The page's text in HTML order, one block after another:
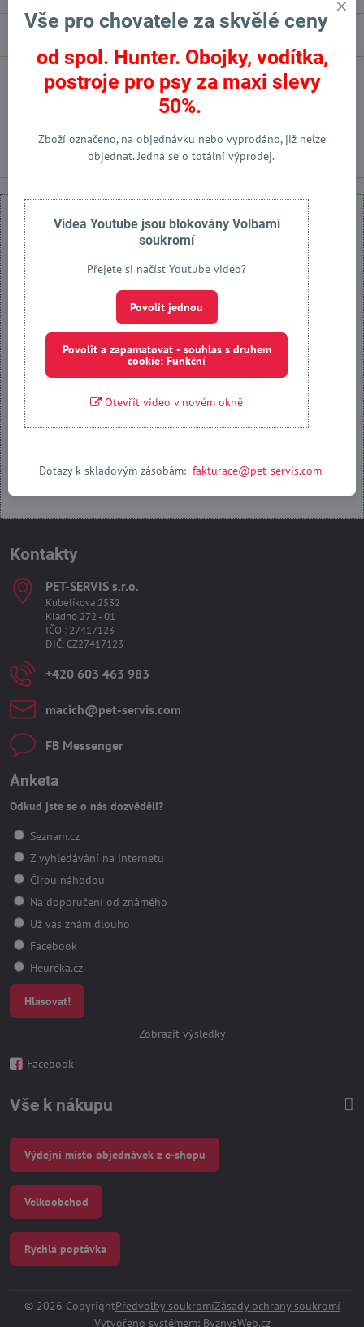
FacebookTwitterBlueskyPinterestReddit LinkedInWhatsApp
E-
Předchozí produkt Následující produkt
Externí obsah je blokován Volbami soukromí
Přejete si načíst externí obsah?
Povolit jednou
Povolit a zapamatovat - souhlas s druhem cookie: Funkční
Otevřít obsah v novém okně
Kontakty
PET-SERVIS s​.r​.o​.
Kubelíkova 2532
Kladno 272 - 01
IČO : 27417123
DIČ: CZ27417123
+420 603 463 983
macich​@pet-servis​.com
FB Messenger
Anketa
Odkud jste se o nás dozvěděli?
Seznam.cz
Z vyhledávání na internetu
Čirou náhodou
Na doporučení od známého
Už vás znám dlouho
Facebook
Heuréka.cz
Hlasovat!
Zobrazit výsledky
Facebook
Vše k nákupu
Výdejní místo objednávek z e-shopu
Velkoobchod
Rychlá poptávka
© 2026 CopyrightPředvolby soukromíZásady ochrany soukromí
Vytvořeno systémem: ByznysWeb.cz
Vše pro chovatele za skvělé ceny
od spol. Hunter. Obojky, vodítka,
postroje pro psy za maxi slevy
50%.
Zboží označeno, na objednávku nebo vyprodáno, již nelze
objednat. Jedná se o totální výprodej.
Videa Youtube jsou blokovány Volbami
soukromí
Přejete si načíst Youtube video?
Povolit jednou
Povolit a zapamatovat - souhlas s druhem
cookie: Funkční
Otevřít video v novém okně
Dotazy k skladovým zásobám:fakturace@pet-servis.com